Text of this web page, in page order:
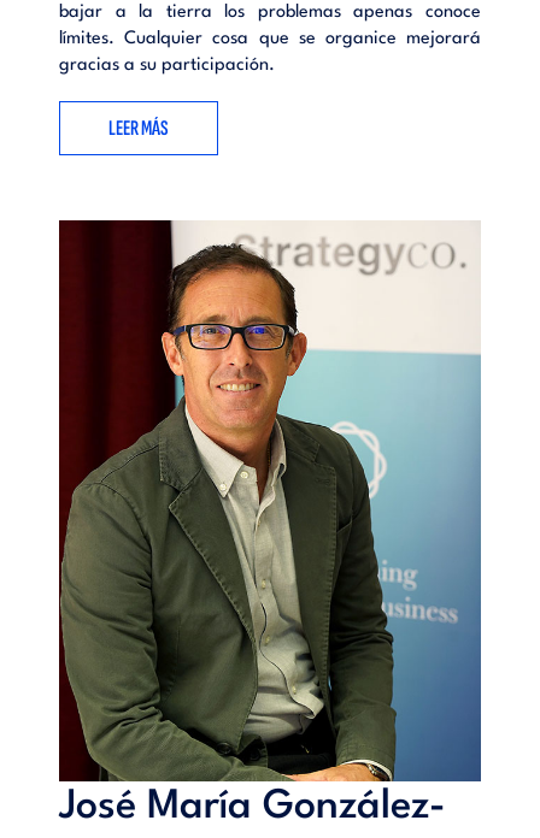
bajar a la tierra los problemas apenas conoce
límites. Cualquier cosa que se organice mejorará
gracias a su participación.
LEER MÁS
José María González-